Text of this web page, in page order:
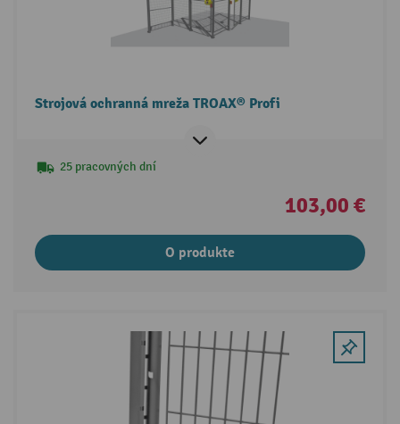
Strojová ochranná mreža TROAX® Profi
25 pracovných dní
103,00 €
O produkte